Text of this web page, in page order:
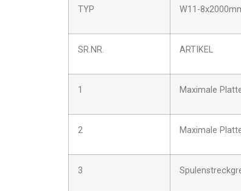
TYP W11-
SR.NR. ARTIKEL
1 Maximale
2 Maximale
3